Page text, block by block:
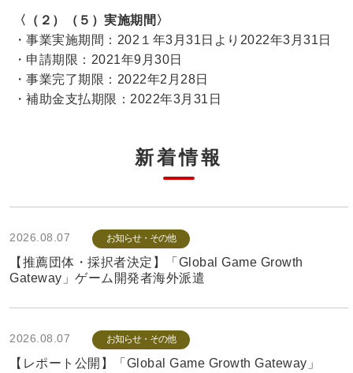
〈（２）（５）実施期間〉
・事業実施期間：202１年3月31日より2022年3月31日
・申請期限：2021年9月30日
・事業完了期限：2022年2月28日
・補助金支払期限：2022年3月31日
新着情報
2026.08.07 お知らせ・その他
【推薦団体・採択者決定】「Global Game Growth
Gateway」ゲーム開発者海外派遣
2026.08.07 お知らせ・その他
【レポート公開】「Global Game Growth Gateway」